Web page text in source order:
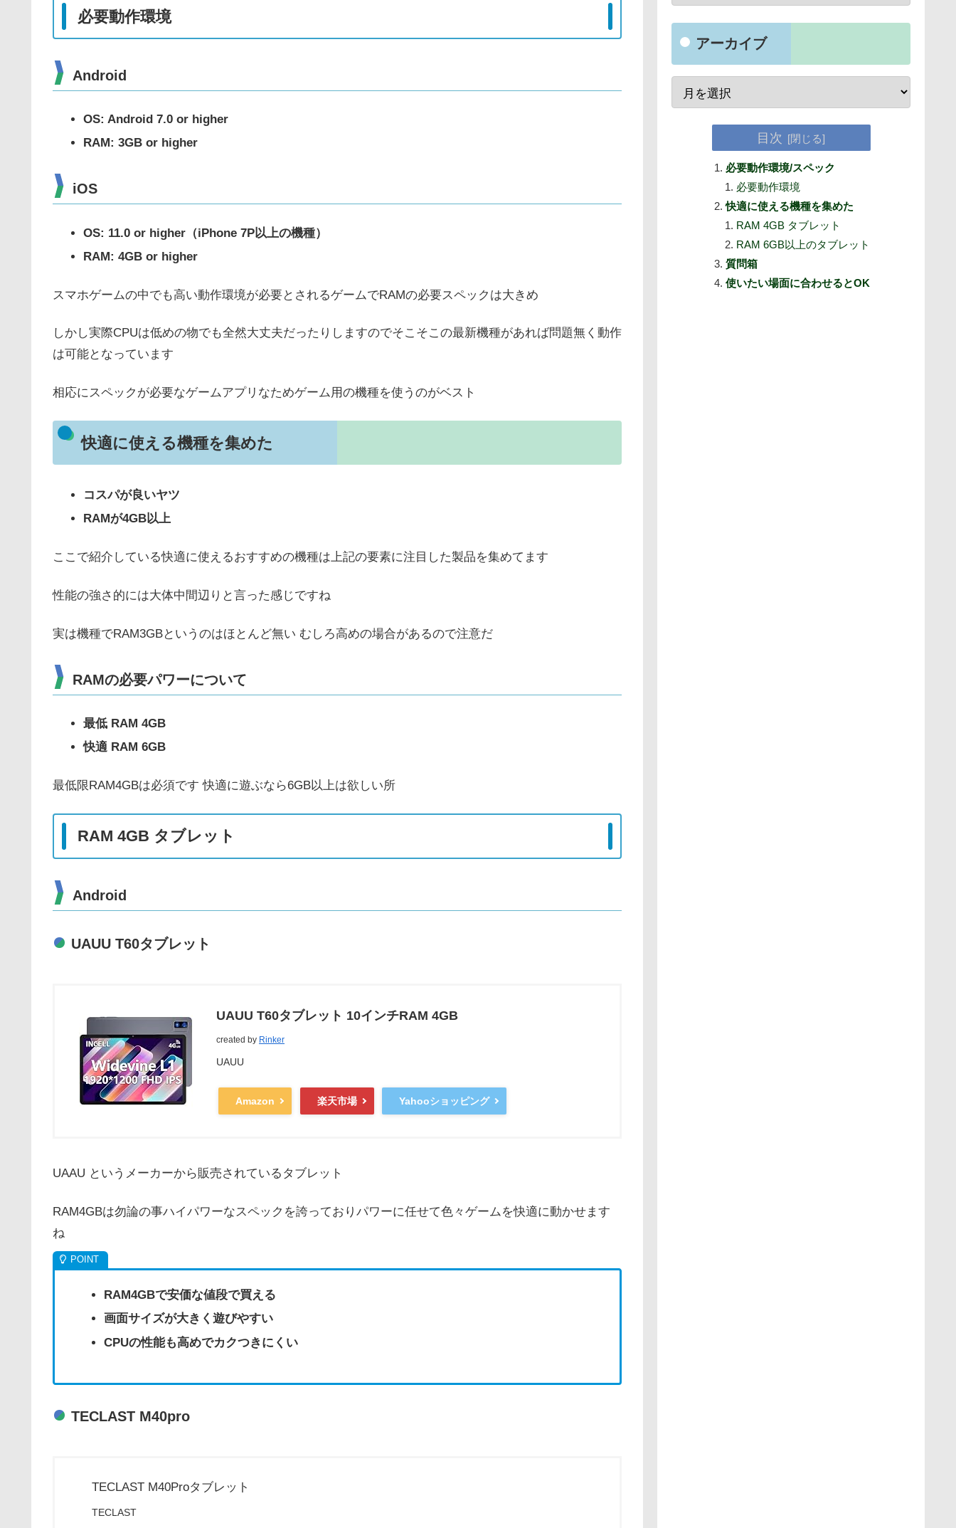
必要動作環境
Android
OS: Android 7.0 or higher
RAM: 3GB or higher
iOS
OS: 11.0 or higher （iPhone 7P以上の機種）
RAM: 4GB or higher
スマホゲームの中でも高い動作環境が必要とされるゲームでRAMの必要スペックは大きめ
しかし実際CPUは低めの物でも全然大丈夫だったりしますのでそこそこの最新機種があれば問題無く動作
は可能となっています
相応にスペックが必要なゲームアプリなためゲーム用の機種を使うのがベスト
快適に使える機種を集めた
コスパが良いヤツ
RAMが4GB以上
ここで紹介している快適に使えるおすすめの機種は上記の要素に注目した製品を集めてます
性能の強さ的には大体中間辺りと言った感じですね
実は機種でRAM3GBというのはほとんど無い むしろ高めの場合があるので注意だ
RAMの必要パワーについて
最低 RAM 4GB
快適 RAM 6GB
最低限RAM4GBは必須です 快適に遊ぶなら6GB以上は欲しい所
RAM 4GB タブレット
Android
UAUU T60タブレット
UAUU T60タブレット 10インチRAM 4GB
created by Rinker
UAUU
Amazon 楽天市場 Yahooショッピング
UAAU というメーカーから販売されているタブレット
RAM4GBは勿論の事ハイパワーなスペックを誇っておりパワーに任せて色々ゲームを快適に動かせます
ね
RAM4GBで安価な値段で買える
画面サイズが大きく遊びやすい
CPUの性能も高めでカクつきにくい
TECLAST M40pro
TECLAST M40Proタブレット
TECLAST
アーカイブ
目次
必要動作環境/スペック
必要動作環境
快適に使える機種を集めた
RAM 4GB タブレット
RAM 6GB以上のタブレット
質問箱
使いたい場面に合わせるとOK